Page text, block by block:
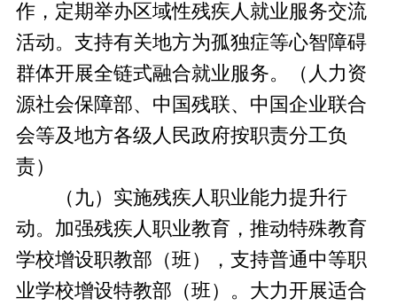
作，定期举办区域性残疾人就业服务交流
活动。支持有关地方为孤独症等心智障碍
群体开展全链式融合就业服务。（人力资
源社会保障部、中国残联、中国企业联合
会等及地方各级人民政府按职责分工负
责）
（九）实施残疾人职业能力提升行
动。加强残疾人职业教育，推动特殊教育
学校增设职教部（班），支持普通中等职
业学校增设特教部（班）。大力开展适合